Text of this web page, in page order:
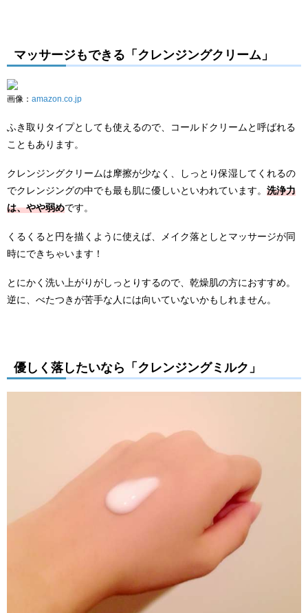
マッサージもできる「クレンジングクリーム」
画像： amazon.co.jp
ふき取りタイプとしても使えるので、コールドクリームと呼ばれる
こともあります。
クレンジングクリームは摩擦が少なく、しっとり保湿してくれるの
でクレンジングの中でも最も肌に優しいといわれています。 洗浄力
は、やや弱めです。
くるくると円を描くように使えば、メイク落としとマッサージが同
時にできちゃいます！
とにかく洗い上がりがしっとりするので、乾燥肌の方におすすめ。
逆に、べたつきが苦手な人には向いていないかもしれません。
優しく落したいなら「クレンジングミルク」